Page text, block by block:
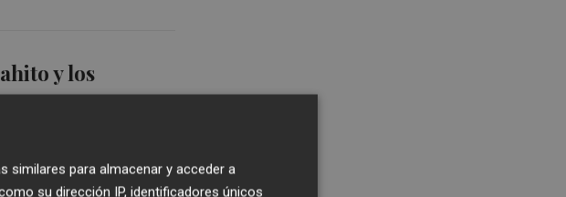
y los
para almacenar y acceder a
su dirección IP, identificadores únicos